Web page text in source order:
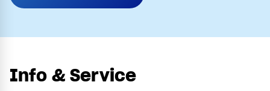
Info & Service